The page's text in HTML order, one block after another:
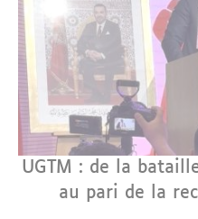
UGTM : de la
au pari de la